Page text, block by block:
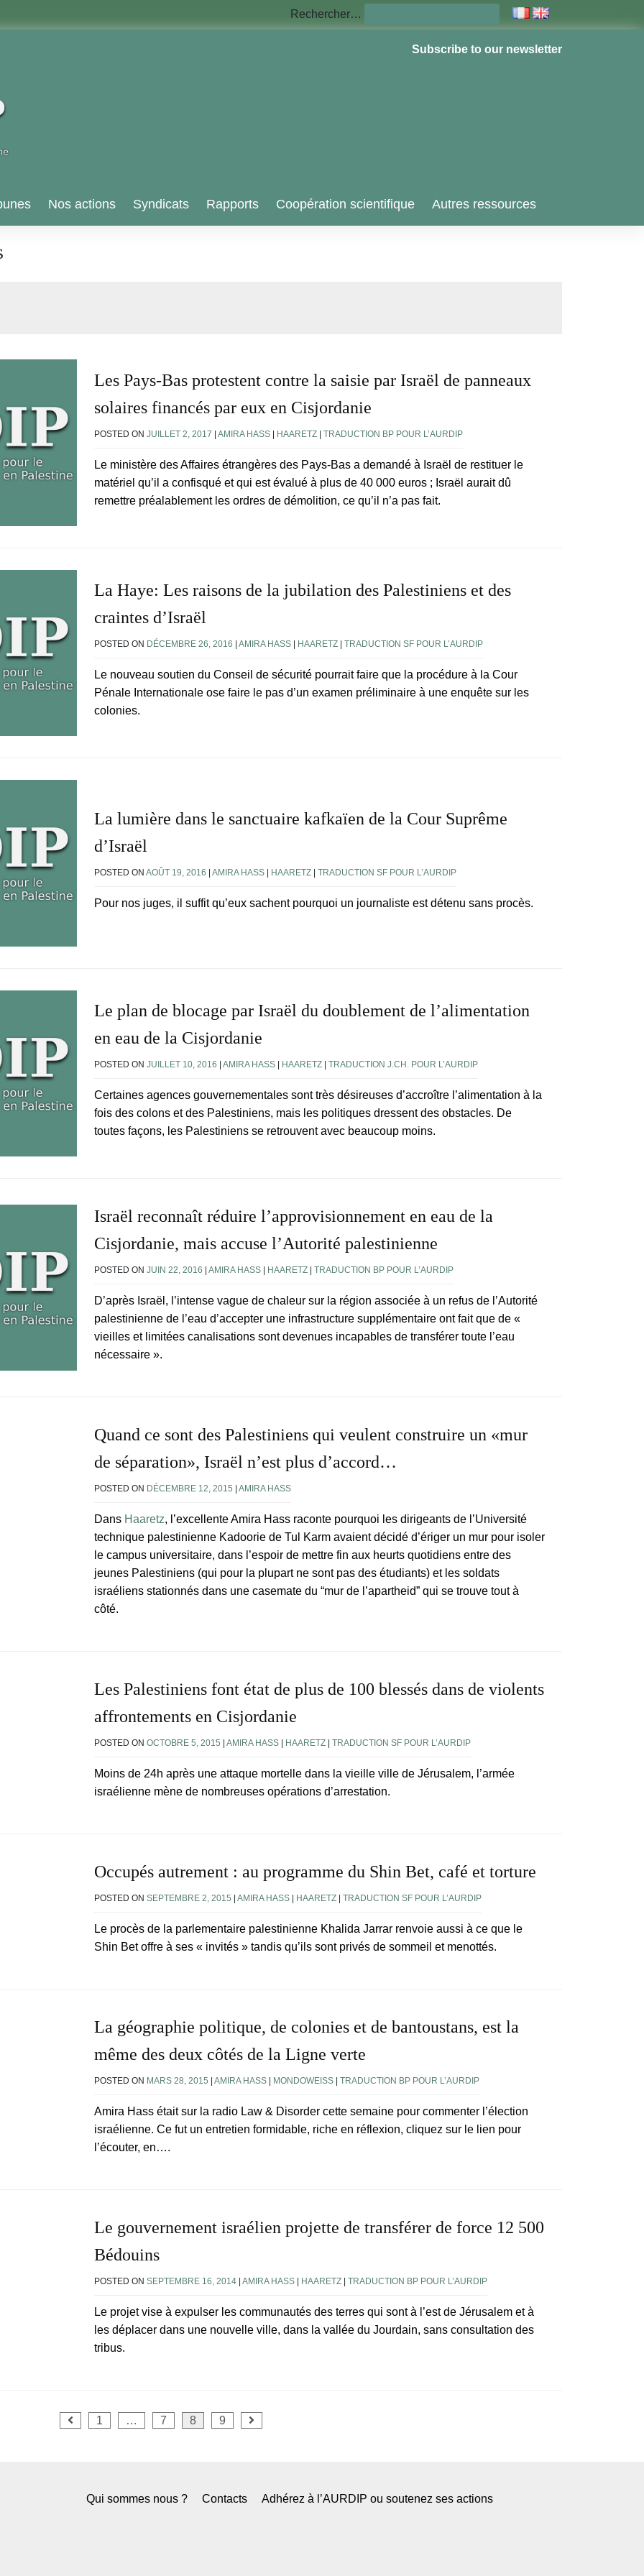
Rechercher…
Subscribe to our newsletter
Nos actions Syndicats Rapports Coopération scientifique Autres ressources
Les Pays-Bas protestent contre la saisie par Israël de panneaux
solaires financés par eux en Cisjordanie
POSTED ON JUILLET 2, 2017 | AMIRA HASS | HAARETZ | TRADUCTION BP POUR L’AURDIP
Le ministère des Affaires étrangères des Pays-Bas a demandé à Israël de restituer le
matériel qu’il a confisqué et qui est évalué à plus de 40 000 euros ; Israël aurait dû
remettre préalablement les ordres de démolition, ce qu’il n’a pas fait.
La Haye: Les raisons de la jubilation des Palestiniens et des
craintes d’Israël
POSTED ON DÉCEMBRE 26, 2016 AMIRA HASS HAARETZ TRADUCTION SF POUR L’AURDIP
Le nouveau soutien du Conseil de sécurité pourrait faire que la procédure à la Cour
Pénale Internationale ose faire le pas d’un examen préliminaire à une enquête sur les
colonies.
La lumière dans le sanctuaire kafkaïen de la Cour Suprême
d’Israël
POSTED ON AOÛT 19, 2016 | AMIRA HASS | HAARETZ | TRADUCTION SF POUR L’AURDIP
Pour nos juges, il suffit qu’eux sachent pourquoi un journaliste est détenu sans procès.
Le plan de blocage par Israël du doublement de l’alimentation
en eau de la Cisjordanie
POSTED ON JUILLET 10, 2016 AMIRA HASS HAARETZ TRADUCTION J.CH. POUR L’AURDIP
Certaines agences gouvernementales sont très désireuses d’accroître l’alimentation à la
fois des colons et des Palestiniens, mais les politiques dressent des obstacles. De
toutes façons, les Palestiniens se retrouvent avec beaucoup moins.
Israël reconnaît réduire l’approvisionnement en eau de la
Cisjordanie, mais accuse l’Autorité palestinienne
POSTED ON JUIN 22, 2016 AMIRA HASS HAARETZ TRADUCTION BP POUR L’AURDIP
D’après Israël, l’intense vague de chaleur sur la région associée à un refus de l’Autorité
palestinienne de l’eau d’accepter une infrastructure supplémentaire ont fait que de «
vieilles et limitées canalisations sont devenues incapables de transférer toute l’eau
nécessaire ».
Quand ce sont des Palestiniens qui veulent construire un «mur
de séparation», Israël n’est plus d’accord…
POSTED ON DÉCEMBRE 12, 2015 AMIRA HASS
Dans Haaretz, l’excellente Amira Hass raconte pourquoi les dirigeants de l’Université
technique palestinienne Kadoorie de Tul Karm avaient décidé d’ériger un mur pour isoler
le campus universitaire, dans l’espoir de mettre fin aux heurts quotidiens entre des
jeunes Palestiniens (qui pour la plupart ne sont pas des étudiants) et les soldats
israéliens stationnés dans une casemate du “mur de l’apartheid” qui se trouve tout à
côté.
Les Palestiniens font état de plus de 100 blessés dans de violents
affrontements en Cisjordanie
POSTED ON OCTOBRE 5, 2015 AMIRA HASS HAARETZ TRADUCTION SF POUR L’AURDIP
Moins de 24h après une attaque mortelle dans la vieille ville de Jérusalem, l’armée
israélienne mène de nombreuses opérations d’arrestation.
Occupés autrement : au programme du Shin Bet, café et torture
POSTED ON SEPTEMBRE 2, 2015 AMIRA HASS HAARETZ TRADUCTION SF POUR L’AURDIP
Le procès de la parlementaire palestinienne Khalida Jarrar renvoie aussi à ce que le
Shin Bet offre à ses « invités » tandis qu’ils sont privés de sommeil et menottés.
La géographie politique, de colonies et de bantoustans, est la
même des deux côtés de la Ligne verte
POSTED ON MARS 28, 2015 AMIRA HASS MONDOWEISS TRADUCTION BP POUR L’AURDIP
Amira Hass était sur la radio Law & Disorder cette semaine pour commenter l’élection
israélienne. Ce fut un entretien formidable, riche en réflexion, cliquez sur le lien pour
l’écouter, en….
Le gouvernement israélien projette de transférer de force 12 500
Bédouins
POSTED ON SEPTEMBRE 16, 2014 AMIRA HASS HAARETZ TRADUCTION BP POUR L’AURDIP
Le projet vise à expulser les communautés des terres qui sont à l’est de Jérusalem et à
les déplacer dans une nouvelle ville, dans la vallée du Jourdain, sans consultation des
tribus.
1 … 7 8 9
Qui sommes nous ? Contacts Adhérez à l’AURDIP ou soutenez ses actions